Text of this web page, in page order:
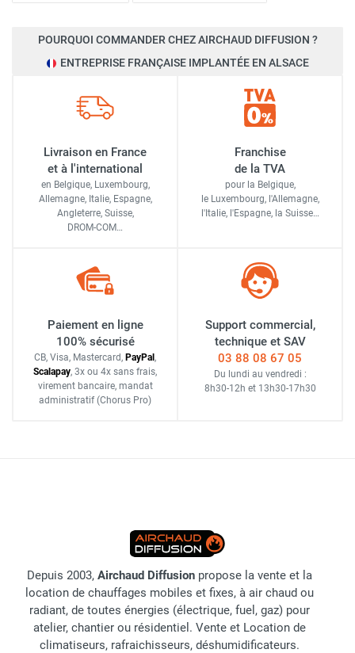
POURQUOI COMMANDER CHEZ AIRCHAUD DIFFUSION ?
ENTREPRISE FRANÇAISE IMPLANTÉE EN ALSACE
Livraison en France
et à l'international
en Belgique, Luxembourg,
Allemagne, Italie, Espagne,
Angleterre, Suisse,
DROM-COM…
Franchise
de la TVA
pour la Belgique,
le Luxembourg, l'Allemagne,
l'Italie, l'Espagne, la Suisse…
Paiement en ligne
100% sécurisé
CB, Visa, Mastercard, PayPal ,
Scalapay, 3x ou 4x sans frais,
virement bancaire, mandat
administratif (Chorus Pro)
Support commercial,
technique et SAV
03 88 08 67 05
Du lundi au vendredi :
8h30-12h et 13h30-17h30
Depuis 2003, Airchaud Diffusion propose la vente et la
location de chauffages mobiles et fixes, à air chaud ou
radiant, de toutes énergies (électrique, fuel, gaz) pour
atelier, chantier ou résidentiel. Vente et Location de
climatiseurs, rafraichisseurs, déshumidificateurs.